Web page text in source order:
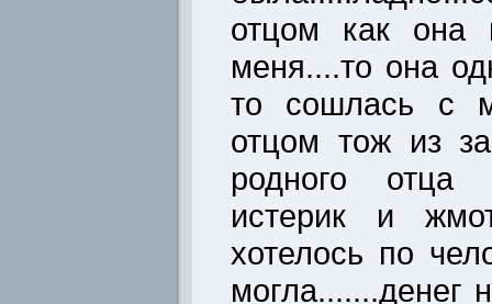
отцом как она
меня....то она
то сошлась с
отцом тож из
родного отца
истерик и
хотелось по
могла.......денег